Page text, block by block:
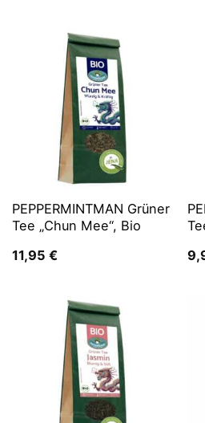
PEPPERMINTMAN Grüner
Tee „Chun Mee“, Bio
11,95 €